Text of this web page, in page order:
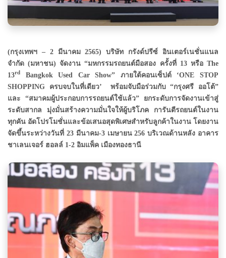
(กรุงเทพฯ – 2 มีนาคม 2565) บริษัท กรังด์ปรีซ์ อินเตอร์เนชั่นแนล
จำกัด (มหาชน) จัดงาน “มหกรรมรถยนต์มือสอง ครั้งที่ 13 หรือ The
13rd
Bangkok Used Car Show” ภายใต้คอนเซ็ปต์ ‘ONE STOP
SHOPPING ครบจบในที่เดียว’ พร้อมจับมือร่วมกับ “กรุงศรี ออโต้”
และ “สมาคมผู้ประกอบการรถยนต์ใช้แล้ว” ยกระดับการจัดงานเข้าสู่
ระดับสากล มุ่งมั่นสร้างความมั่นใจให้ผู้บริโภค การันตีรถยนต์ในงาน
ทุกคัน อัดโปรโมชั่นและข้อเสนอสุดพิเศษสำหรับลูกค้าในงาน โดยงาน
จัดขึ้นระหว่างวันที่ 23 มีนาคม-3 เมษายน 256 บริเวณด้านหลัง อาคาร
ชาเลนเจอร์ ฮอลล์ 1-2 อิมแพ็ค เมืองทองธานี